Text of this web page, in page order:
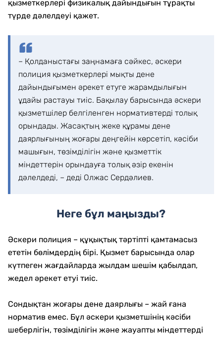
қызметкерлері физикалық дайындығын тұрақты
түрде дәлелдеуі қажет.
– Қолданыстағы заңнамаға сәйкес, әскери
полиция қызметкерлері мықты дене
дайындығымен әрекет етуге жарамдылығын
ұдайы растауы тиіс. Бақылау барысында әскери
қызметшілер белгіленген нормативтерді толық
орындады. Жасақтың жеке құрамы дене
даярлығының жоғары деңгейін көрсетіп, кәсіби
машығын, төзімділігін және қызметтік
міндеттерін орындауға толық әзір екенін
дәлелдеді, – деді Олжас Сердәлиев.
Неге бұл маңызды?
Әскери полиция – құқықтық тәртіпті қамтамасыз
ететін бөлімдердің бірі. Қызмет барысында олар
күтпеген жағдайларда жылдам шешім қабылдап,
жедел әрекет етуі тиіс.
Сондықтан жоғары дене даярлығы – жай ғана
норматив емес. Бұл әскери қызметшінің кәсіби
шеберлігін, төзімділігін және жауапты міндеттерді